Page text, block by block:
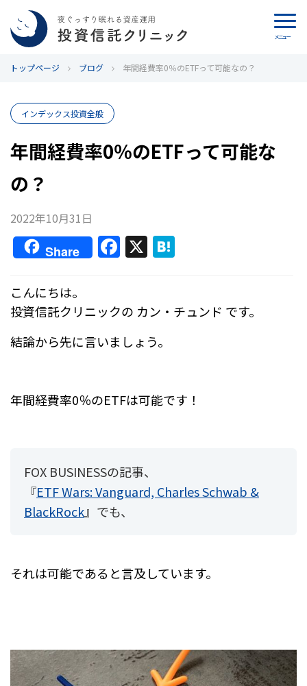
メニュー
カウンセリング
ブログ
代表カン・チュンド
投資信託クリニックとは
インデックス投資の特徴
よくあるご質問
お問い合わせ
トップページ ブログ 年間経費率0％のETFって可能なの？
インデックス投資全般
年間経費率0％のETFって可能な
の？
2022年10月31日
Share F
a
e
b
o
k
X
n
こんにちは。
投資信託クリニックの カン・チュンド です。
結論から先に言いましょう。
年間経費率0％のETFは可能です！
FOX BUSINESSの記事、
『ETF Wars: Vanguard, Charles Schwab &
BlackRock』でも、
それは可能であると言及しています。